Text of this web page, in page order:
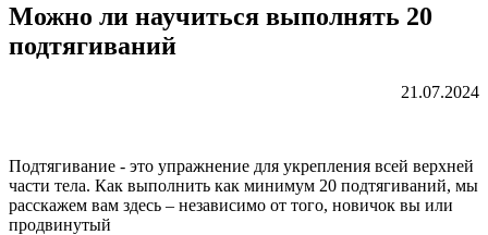
Можно ли научиться выполнять 20
подтягиваний
21.07.2024
Подтягивание - это упражнение для укрепления всей верхней
части тела. Как выполнить как минимум 20 подтягиваний, мы
расскажем вам здесь – независимо от того, новичок вы или
продвинутый